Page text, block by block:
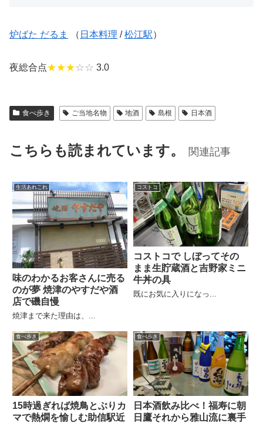
炉ばた だるま （ 日本料理 /松江駅）
夜総合点★★★☆☆ 3.0
食べ歩き ご当地名物 地酒 島根 日本酒
こちらも読まれています。 関連記事
生活あれこれ
味のわかるお客さんに売る
のが夢 焼津のやすだや酒
店で磯自慢
焼津まで来た理由は、...
コストコ
コストコで しぼってその
まま生貯蔵酒と吉野家ミニ
牛丼の具
既にお気に入りになっ...
食べ歩き
15時過ぎれば焼鳥とぶりカ
マで熱燗を愉しむ助信駅近
食べ歩き
日本酒飲み比べ！福寿に朝
日鷹それから雅山流に裏手